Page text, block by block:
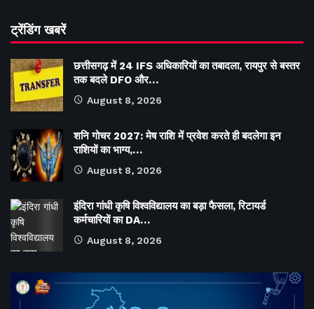
ट्रेंडिंग खबरें
छत्तीसगढ़ में 24 IFS अधिकारियों का तबादला, रायपुर से बस्तर
तक बदले DFO और…
August 8, 2026
शनि गोचर 2027: मेष राशि में प्रवेश करते ही बदलेगा इन
राशियों का भाग्य,…
August 8, 2026
इंदिरा गांधी कृषि विश्वविद्यालय का बड़ा फैसला, रिटायर्ड
कर्मचारियों का DA…
August 8, 2026